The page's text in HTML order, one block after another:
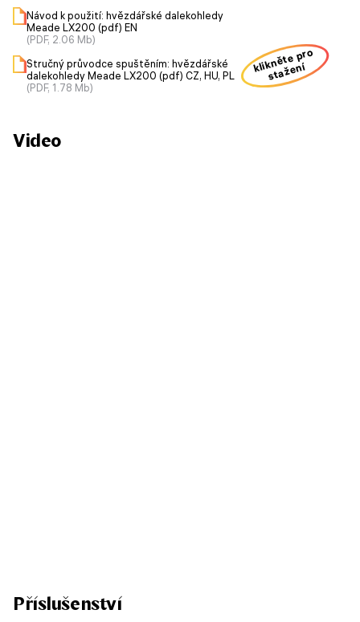
Návod k použití: hvězdářské dalekohledy
Meade LX200 (pdf) EN
(PDF, 2.06 Mb)
Stručný průvodce spuštěním: hvězdářské
dalekohledy Meade LX200 (pdf) CZ, HU, PL
(PDF, 1.78 Mb)
klikněte pro
stažení
Video
Příslušenství